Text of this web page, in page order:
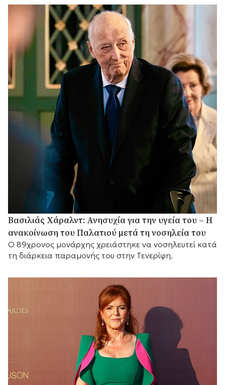
Βασιλιάς Χάραλντ: Ανησυχία για την υγεία του – Η
ανακοίνωση του Παλατιού μετά τη νοσηλεία του
Ο 89χρονος μονάρχης χρειάστηκε να νοσηλευτεί κατά
τη διάρκεια παραμονής του στην Τενερίφη.